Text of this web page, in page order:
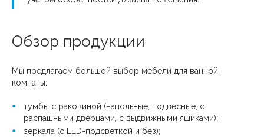
Обзор продукции
Мы предлагаем большой выбор мебели для ванной
комнаты:
тумбы с раковиной (напольные, подвесные, с
распашными дверцами, с выдвижными ящиками);
зеркала (с LED-подсветкой и без);